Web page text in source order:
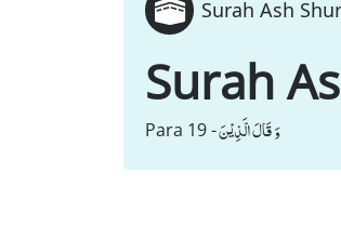
Surah Ash
Surah
Para 19 -وَ قَالَ الَّذِیْنَ